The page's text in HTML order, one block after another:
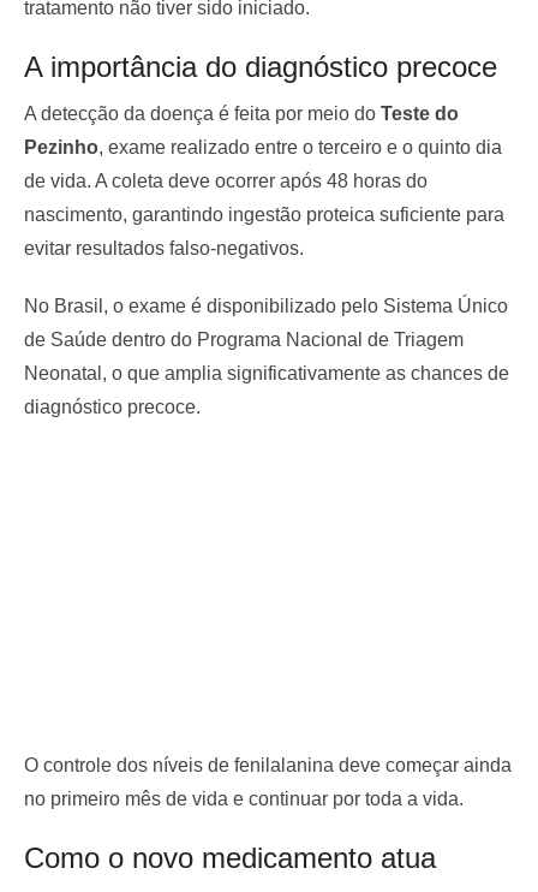
tratamento não tiver sido iniciado.
A importância do diagnóstico precoce
A detecção da doença é feita por meio do Teste do
Pezinho, exame realizado entre o terceiro e o quinto dia
de vida. A coleta deve ocorrer após 48 horas do
nascimento, garantindo ingestão proteica suficiente para
evitar resultados falso-negativos.
No Brasil, o exame é disponibilizado pelo Sistema Único
de Saúde dentro do Programa Nacional de Triagem
Neonatal, o que amplia significativamente as chances de
diagnóstico precoce.
O controle dos níveis de fenilalanina deve começar ainda
no primeiro mês de vida e continuar por toda a vida.
Como o novo medicamento atua